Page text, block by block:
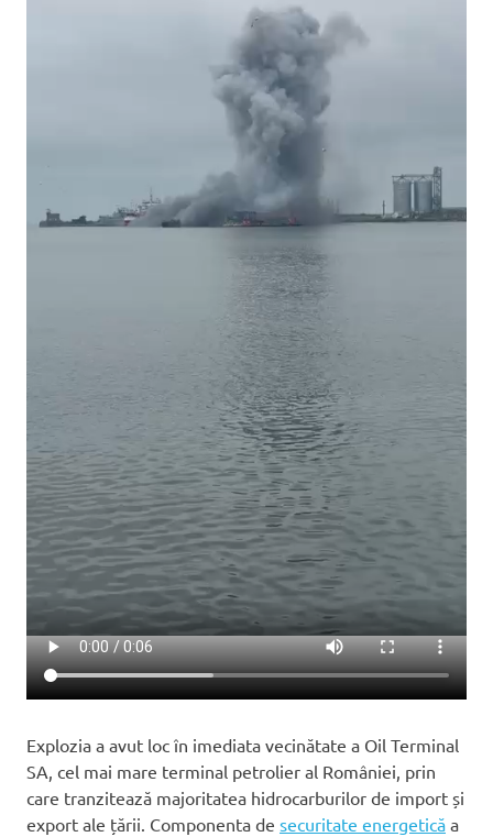
Explozia a avut loc în imediata vecinătate a Oil Terminal
SA, cel mai mare terminal petrolier al României, prin
care tranzitează majoritatea hidrocarburilor de import și
export ale țării. Componenta de securitate energetică a